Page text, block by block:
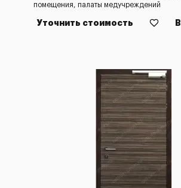
помещения, палаты медучреждений
Уточнить стоимость